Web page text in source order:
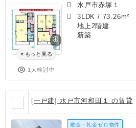
もっと見る
1人検討中
水戸市赤塚１
3LDK / 73.26m²
地上2階建
新築
[一戸建] 水戸市河和田１ の賃貸
敷金・礼金ゼロ物件